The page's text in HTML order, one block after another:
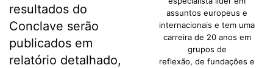
assuntos europeus e
internacionais e tem uma
carreira de 20 anos em
grupos de
reflexão, de fundações e
resultados do
Conclave serão
publicados em
relatório detalhado,